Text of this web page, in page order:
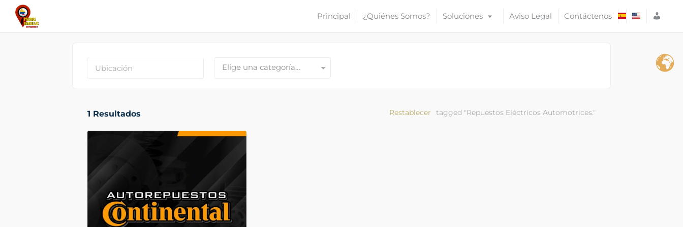
Principal ¿Quiénes Somos? Soluciones Aviso Legal Contáctenos
S
O
Elige una categoría…
1 Resultados tagged "Repuestos Eléctricos Automotrices."
Restablecer